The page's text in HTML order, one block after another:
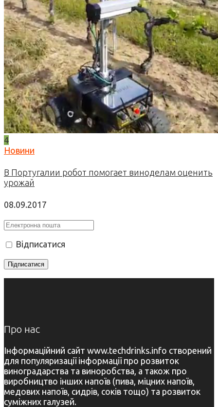
4
Новини
В Португалии робот помогает виноделам оценить
урожай
08.09.2017
Відписатися
Про нас
Інформаційний сайт www.techdrinks.info створений
для популяризації інформації про розвиток
виноградарства та виноробства, а також про
виробництво інших напоїв (пива, міцних напоїв,
медових напоїв, сидрів, соків тощо) та розвиток
суміжних галузей.